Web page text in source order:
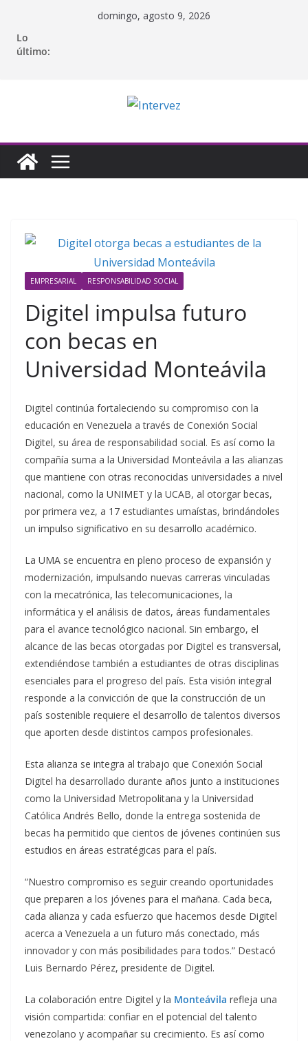
contenido
domingo, agosto 9, 2026
Lo
último:
EMPRESARIAL RESPONSABILIDAD SOCIAL
Digitel impulsa futuro
con becas en
Universidad Monteávila
Digitel continúa fortaleciendo su compromiso con la
educación en Venezuela a través de Conexión Social
Digitel, su área de responsabilidad social. Es así como la
compañía suma a la Universidad Monteávila a las alianzas
que mantiene con otras reconocidas universidades a nivel
nacional, como la UNIMET y la UCAB, al otorgar becas,
por primera vez, a 17 estudiantes umaístas, brindándoles
un impulso significativo en su desarrollo académico.
La UMA se encuentra en pleno proceso de expansión y
modernización, impulsando nuevas carreras vinculadas
con la mecatrónica, las telecomunicaciones, la
informática y el análisis de datos, áreas fundamentales
para el avance tecnológico nacional. Sin embargo, el
alcance de las becas otorgadas por Digitel es transversal,
extendiéndose también a estudiantes de otras disciplinas
esenciales para el progreso del país. Esta visión integral
responde a la convicción de que la construcción de un
país sostenible requiere el desarrollo de talentos diversos
que aporten desde distintos campos profesionales.
Esta alianza se integra al trabajo que Conexión Social
Digitel ha desarrollado durante años junto a instituciones
como la Universidad Metropolitana y la Universidad
Católica Andrés Bello, donde la entrega sostenida de
becas ha permitido que cientos de jóvenes continúen sus
estudios en áreas estratégicas para el país.
“Nuestro compromiso es seguir creando oportunidades
que preparen a los jóvenes para el mañana. Cada beca,
cada alianza y cada esfuerzo que hacemos desde Digitel
acerca a Venezuela a un futuro más conectado, más
innovador y con más posibilidades para todos.” Destacó
Luis Bernardo Pérez, presidente de Digitel.
La colaboración entre Digitel y la Monteávila refleja una
visión compartida: confiar en el potencial del talento
venezolano y acompañar su crecimiento. Es así como